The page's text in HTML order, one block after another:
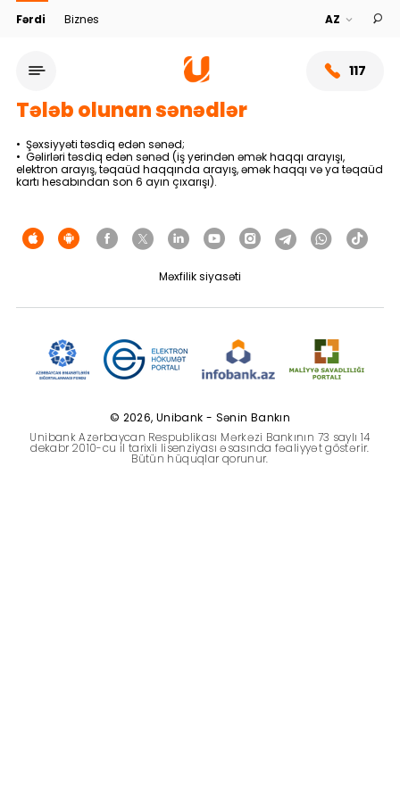
Fərdi Biznes
117
Bank haqqında
Dayanıqlılıq
Keşbek
Tələb olunan sənədlər
• Şəxsiyyəti təsdiq edən sənəd;
• Gəlirləri təsdiq edən sənəd (iş yerindən əmək haqqı arayışı,
elektron arayış, təqaüd haqqında arayış, əmək haqqı və ya təqaüd
kartı hesabından son 6 ayın çıxarışı).
Məxfilik siyasəti
© 2026, Unibank - Sənin Bankın
Unibank Azərbaycan Respublikası Mərkəzi Bankının 73 saylı 14
dekabr 2010-cu il tarixli lisenziyası əsasında fəaliyyət göstərir.
Bütün hüquqlar qorunur.